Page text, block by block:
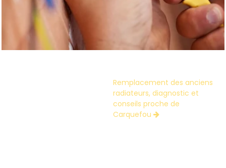
Remplacement des anciens
radiateurs, diagnostic et
conseils proche de
Carquefou